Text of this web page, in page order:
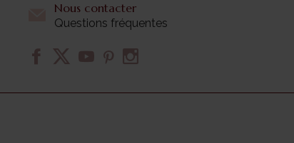
Nous contacter
Questions fréquentes